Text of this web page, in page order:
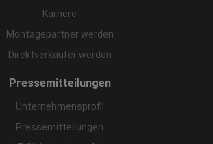
Karriere
Montagepartner werden
Direktverkäufer werden
Pressemitteilungen
Unternehmensprofil
Pressemitteilungen